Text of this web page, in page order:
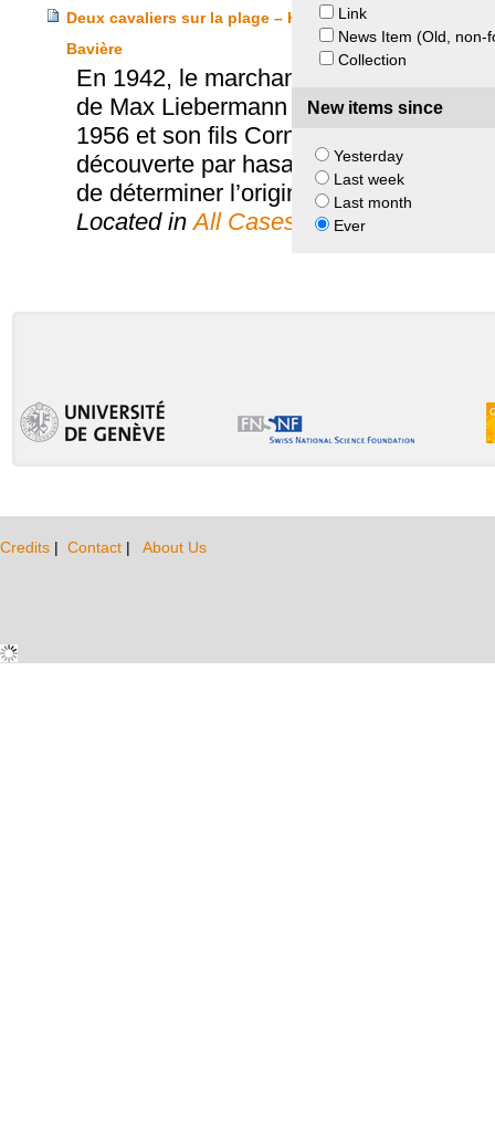
Link
News Item (Old, non-
Collection
New items since
Yesterday
Last week
Last month
Ever
Deux cavaliers sur la plage – Héritiers Friedmann,
Bavière
En 1942, le marchand d’art
de Max Liebermann qui a été spolié
1956 et son fils Cornelius hérite de sa
découverte par hasard en 2012 et
de déterminer l’origine des objets.
Located inAll Cases
Credits | Contact | About Us